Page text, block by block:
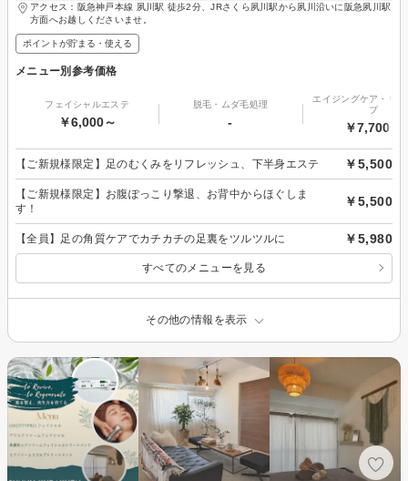
アクセス：阪急神戸本線 夙川駅 徒歩2分、JRさくら夙川駅から夙川沿いに阪急夙川駅
方面へお越しくださいませ。
ポイントが貯まる・使える
メニュー別参考価格
フェイシャルエステ
￥6,000～
脱毛・ムダ毛処理
-
エイジングケア・リ
プ
￥7,700～
【ご新規様限定】足のむくみをリフレッシュ、下半身エステ ￥5,500
【ご新規様限定】お腹ぽっこり撃退、お背中からほぐしま
す！
￥5,500
【全員】足の角質ケアでカチカチの足裏をツルツルに ￥5,980
すべてのメニューを見る
その他の情報を表示